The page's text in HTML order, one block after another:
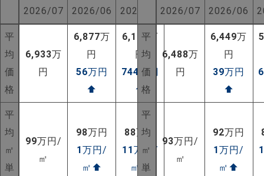
NEW!
NEW!
2026/07 2026/06 2025/07
平
均
価
格
6,933万
円
6,877万
円
56万円
⬆
6,189万
円
744 万円
⬆
平
均
㎡
単
99万円/
㎡
98万円
1万円/
㎡ ⬆
88万円
11万円/
㎡ ⬆
2026/07 2026/06
平
均
価
格
6,488万
円
6,449万
円
39万円
⬆
平
均
㎡
単
93万円/
㎡
92万円
1万円/
㎡ ⬆